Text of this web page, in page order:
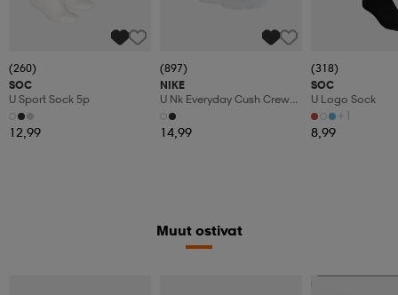
(260)
SOC
U Sport Sock 5p
12,99
(897)
NIKE
U Nk Everyday Cush Crew
3pr
14,99
(318)
SOC
U Logo Sock
+1
8,99
Muut ostivat